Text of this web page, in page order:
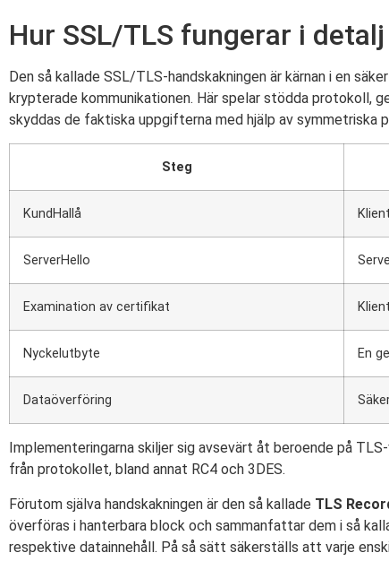
Hur SSL/TLS fungerar i detalj
Den så kallade SSL/TLS-handskakningen är kärnan i en
krypterade kommunikationen. Här spelar stödda protokoll,
skyddas de faktiska uppgifterna med hjälp av
Steg
KundHallå
ServerHello
Examination av certifikat
Nyckelutbyte En
Dataöverföring
Implementeringarna skiljer sig avsevärt åt beroende på
från protokollet, bland annat RC4 och 3DES.
Förutom själva handskakningen är den så kallade TLS
överföras i hanterbara block och sammanfattar dem i så
respektive datainnehåll. På så sätt säkerställs att varje